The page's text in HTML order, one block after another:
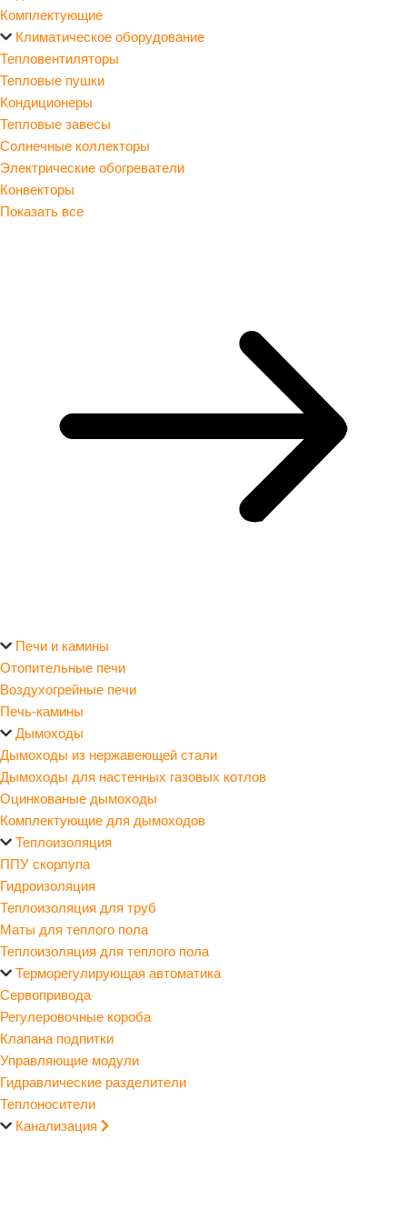
Комплектующие
Климатическое оборудование
Тепловентиляторы
Тепловые пушки
Кондиционеры
Тепловые завесы
Солнечные коллекторы
Электрические обогреватели
Конвекторы
Показать все
Печи и камины
Отопительные печи
Воздухогрейные печи
Печь-камины
Дымоходы
Дымоходы из нержавеющей стали
Дымоходы для настенных газовых котлов
Оцинкованые дымоходы
Комплектующие для дымоходов
Теплоизоляция
ППУ скорлупа
Гидроизоляция
Теплоизоляция для труб
Маты для теплого пола
Теплоизоляция для теплого пола
Терморегулирующая автоматика
Сервопривода
Регулеровочные короба
Клапана подпитки
Управляющие модули
Гидравлические разделители
Теплоносители
Канализация